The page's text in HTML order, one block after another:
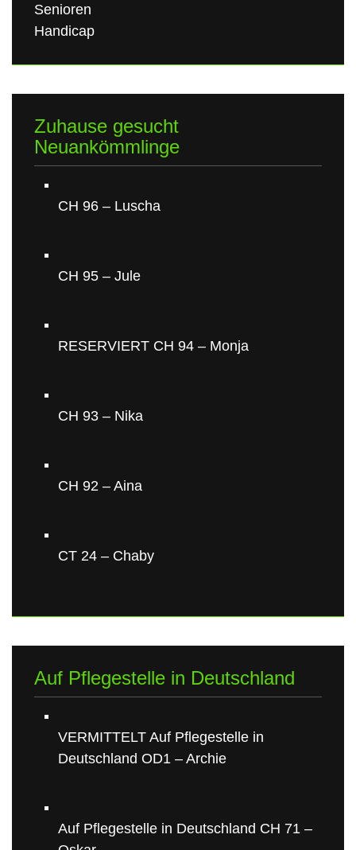
Senioren
Handicap
Zuhause gesucht
Neuankömmlinge
CH 96 – Luscha
CH 95 – Jule
RESERVIERT CH 94 – Monja
CH 93 – Nika
CH 92 – Aina
CT 24 – Chaby
Auf Pflegestelle in Deutschland
VERMITTELT Auf Pflegestelle in
Deutschland OD1 – Archie
Auf Pflegestelle in Deutschland CH 71 –